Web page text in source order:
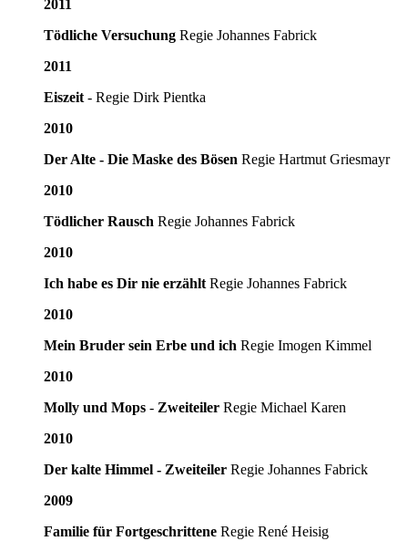
2011
Tödliche Versuchung Regie Johannes Fabrick
2011
Eiszeit - Regie Dirk Pientka
2010
Der Alte - Die Maske des Bösen Regie Hartmut Griesmayr
2010
Tödlicher Rausch Regie Johannes Fabrick
2010
Ich habe es Dir nie erzählt Regie Johannes Fabrick
2010
Mein Bruder sein Erbe und ich Regie Imogen Kimmel
2010
Molly und Mops - Zweiteiler Regie Michael Karen
2010
Der kalte Himmel - Zweiteiler Regie Johannes Fabrick
2009
Familie für Fortgeschrittene Regie René Heisig